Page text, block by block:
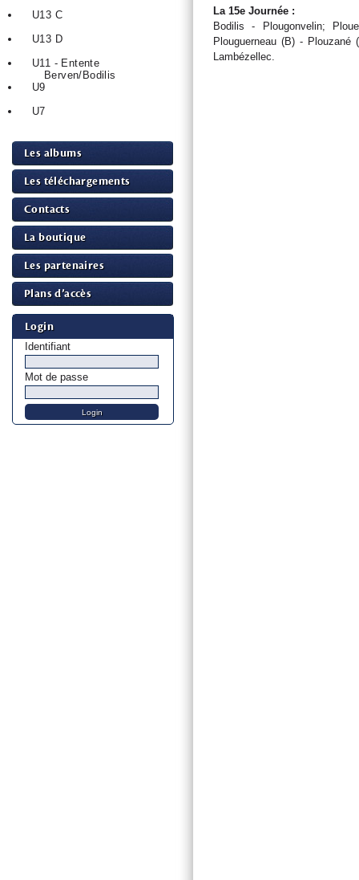
U13 C
U13 D
U11 - Entente
Berven/Bodilis
U9
U7
Les albums
Les téléchargements
Contacts
La boutique
Les partenaires
Plans d’accès
Login
Identifiant
Mot de passe
La 15e Journée :
Bodilis - Plougonvelin;
Plouguerneau (B) -
Lambézellec.